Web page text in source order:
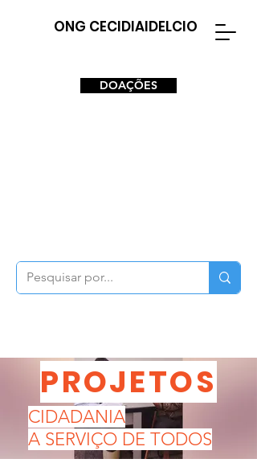
ONG CECIDIAIDELCIO
DOAÇÕES
PROJETOS
CIDADANIA
A SERVIÇO DE TODOS